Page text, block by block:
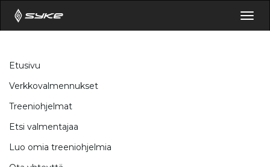
Etusivu
Verkkovalmennukset
Treeniohjelmat
Etsi valmentajaa
Luo omia treeniohjelmia